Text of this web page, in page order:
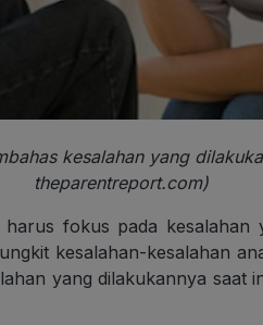
kesalahan yang
theparentreport.com)
fokus pada kesalahan
kesalahan-kesalahan
yang dilakukannya saat